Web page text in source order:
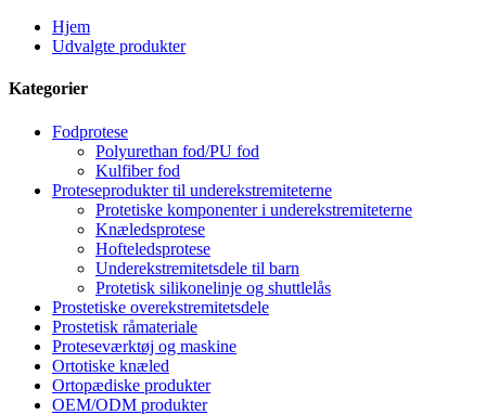
Hjem
Udvalgte produkter
Kategorier
Fodprotese
Polyurethan fod/PU fod
Kulfiber fod
Proteseprodukter til underekstremiteterne
Protetiske komponenter i underekstremiteterne
Knæledsprotese
Hofteledsprotese
Underekstremitetsdele til barn
Protetisk silikonelinje og shuttlelås
Prostetiske overekstremitetsdele
Prostetisk råmateriale
Proteseværktøj og maskine
Ortotiske knæled
Ortopædiske produkter
OEM/ODM produkter